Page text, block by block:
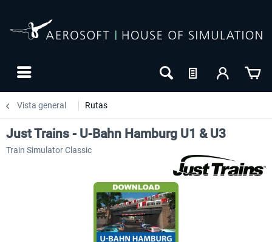
Vista general Rutas
Just Trains - U-Bahn Hamburg U1 & U3
Train Simulator Classic